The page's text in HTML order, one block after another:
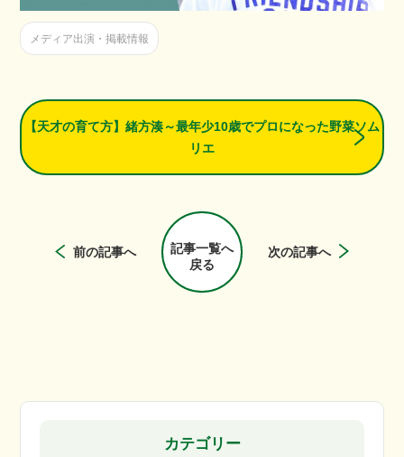
メディア出演・掲載情報
【天才の育て方】緒方湊～最年少10歳でプロになった野菜ソム
リエ
前の記事へ
記事一覧へ
戻る
次の記事へ
カテゴリー